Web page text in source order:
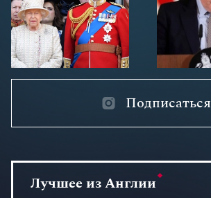
Подписаться
Лучшее из Англии